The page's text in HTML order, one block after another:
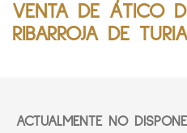
VENTA DE ÁTICO
RIBARROJA DE
ACTUALMENTE NO